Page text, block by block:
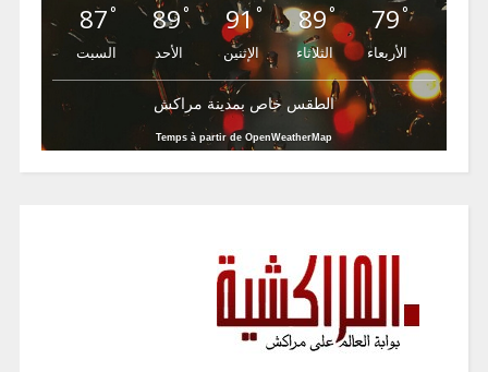
87°
السبت
89°
الأحد
91°
الإثنين
89°
الثلاثاء
79°
الأربعاء
الطقس خاص بمدينة مراكش
Temps à partir de OpenWeatherMap